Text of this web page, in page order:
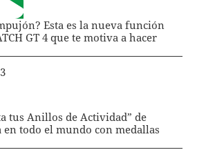
Esta es la nueva función
GT 4 que te motiva a hacer
tus Anillos de Actividad” de
en todo el mundo con medallas